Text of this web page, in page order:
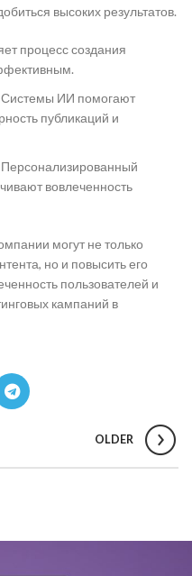
высоких результатов.
процесс создания
Системы ИИ помогают
публикаций и
Персонализированный
вовлеченность
могут не только
но и повысить его
пользователей и
кампаний в
OLDER